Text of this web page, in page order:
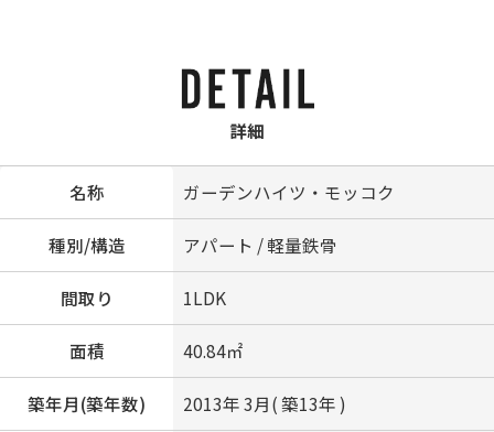
詳細
名称 ガーデンハイツ・モッコク
種別/構造 アパート / 軽量鉄骨
間取り 1LDK
面積 40.84㎡
築年月(築年数) 2013年 3月( 築13年 )